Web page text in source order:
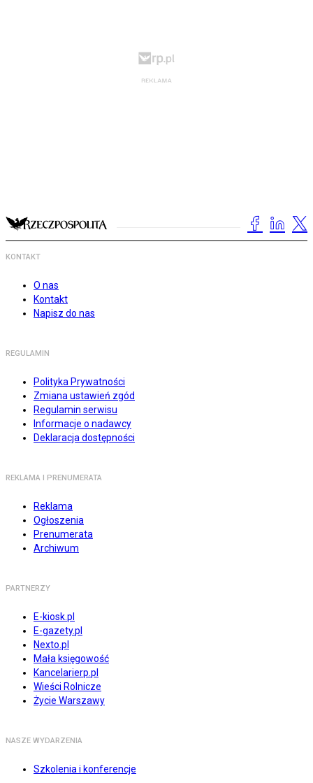
KONTAKT
O nas
Kontakt
Napisz do nas
REGULAMIN
Polityka Prywatności
Zmiana ustawień zgód
Regulamin serwisu
Informacje o nadawcy
Deklaracja dostępności
REKLAMA I PRENUMERATA
Reklama
Ogłoszenia
Prenumerata
Archiwum
PARTNERZY
E-kiosk.pl
E-gazety.pl
Nexto.pl
Mała księgowość
Kancelarierp.pl
Wieści Rolnicze
Życie Warszawy
NASZE WYDARZENIA
Szkolenia i konferencje